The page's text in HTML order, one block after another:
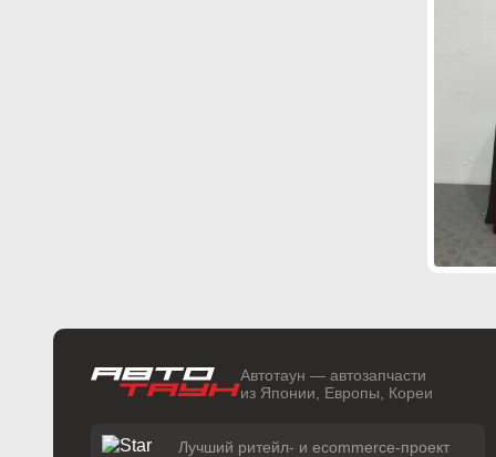
Автотаун — автозапчасти
из Японии, Европы, Кореи
Лучший ритейл- и ecommerce-проект